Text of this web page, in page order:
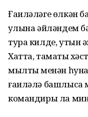
Ғаиләләге өлкән
ҡулына әйләндем
тура килде, утын
Хатта, тамаҡты
мылтыҡ менән
ғаиләлә башлыса
командиры ла